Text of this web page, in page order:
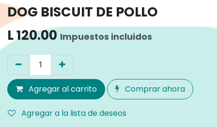
DOG BISCUIT DE POLLO
L120.00 Impuestos incluidos
Agregar al carrito Comprar ahora
Agregar a la lista de deseos